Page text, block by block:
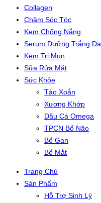
Collagen
Chăm Sóc Tóc
Kem Chống Nắng
Serum Dưỡng Trắng Da
Kem Trị Mụn
Sữa Rửa Mặt
Sức Khỏe
Tảo Xoắn
Xương Khớp
Dầu Cá Omega
TPCN Bổ Não
Bổ Gan
Bổ Mắt
Trang Chủ
Sản Phẩm
Hỗ Trợ Sinh Lý